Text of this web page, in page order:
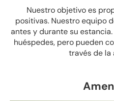
Nuestro objetivo es
positivas. Nuestro equipo
antes y durante su
huéspedes, pero pueden
través de la